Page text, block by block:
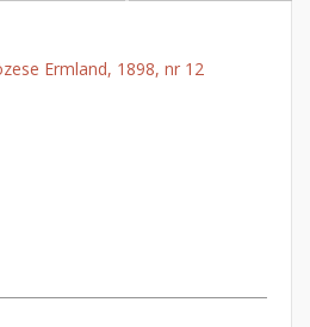
Ermland, 1898, nr 12